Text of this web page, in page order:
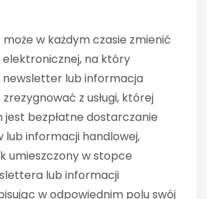
może w każdym czasie zmienić
na który
newsletter lub informacja
z usługi, której
bezpłatne dostarczanie
informacji handlowej,
umieszczony w stopce
lub informacji
w odpowiednim polu swój